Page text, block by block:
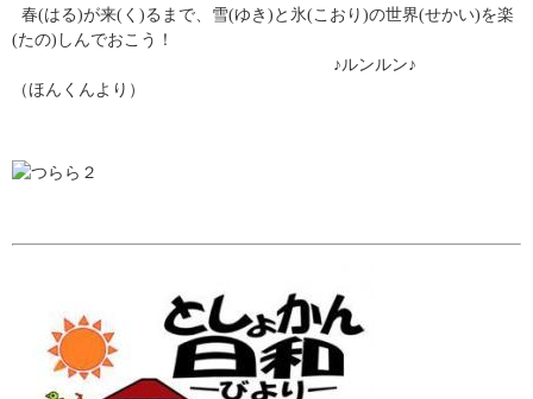
春(はる)が来(く)るまで、雪(ゆき)と氷(こおり)の世界(せかい)を楽
(たの)しんでおこう！
♪ルンルン♪
（ほんくんより）